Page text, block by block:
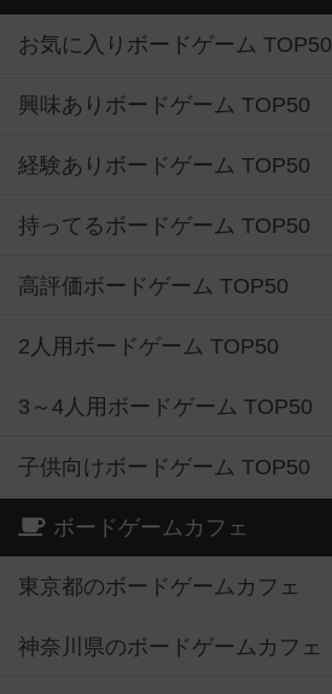
お気に入りボードゲーム TOP50
興味ありボードゲーム TOP50
経験ありボードゲーム TOP50
持ってるボードゲーム TOP50
高評価ボードゲーム TOP50
2人用ボードゲーム TOP50
3～4人用ボードゲーム TOP50
子供向けボードゲーム TOP50
ボードゲームカフェ
東京都のボードゲームカフェ
神奈川県のボードゲームカフェ